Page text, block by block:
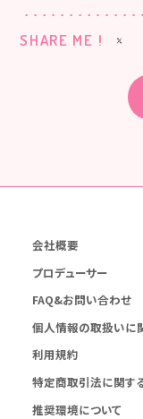
SHARE ME !
会社概要
プロデューサー
FAQ&お問い合わせ
個人情報の取扱いに
利用規約
特定商取引法に関す
推奨環境について